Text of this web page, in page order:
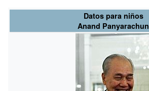
Datos para niños
Anand Panyarachun